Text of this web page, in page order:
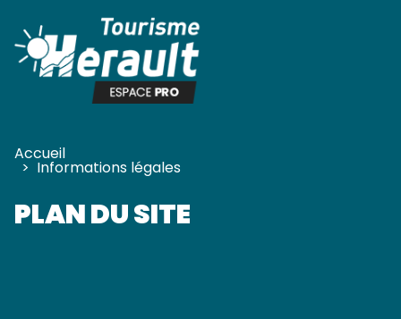
Accueil
> Informations légales
PLAN DU SITE